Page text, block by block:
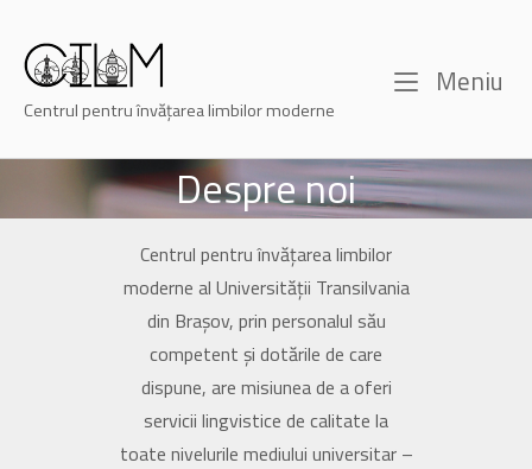
content
Home
Centrul pentru învățarea limbilor moderne
Meniu
Despre noi
Centrul pentru învățarea limbilor
moderne al Universității Transilvania
din Brașov, prin personalul său
competent și dotările de care
dispune, are misiunea de a oferi
servicii lingvistice de calitate la
toate nivelurile mediului universitar –